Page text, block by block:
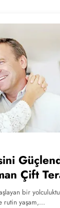
Çift
Bir
bir
rutin yaşam,…